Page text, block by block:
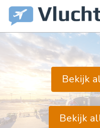
Bekijk
Bekijk